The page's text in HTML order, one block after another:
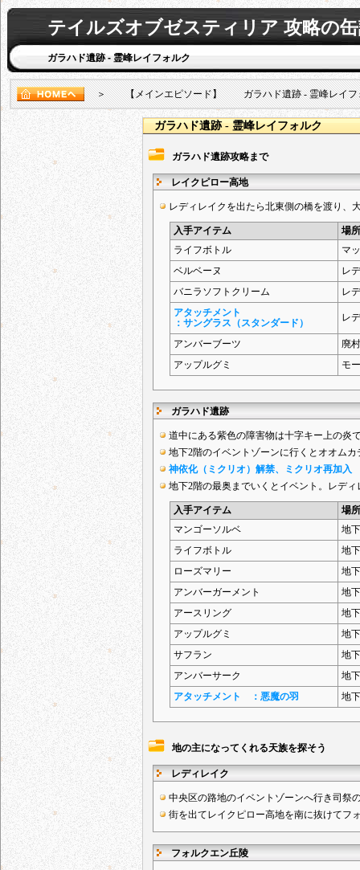
テイルズオブゼスティリア 攻略の
ガラハド遺跡 - 霊峰レイフォルク
＞ 【メインエピソード】 ガラハド遺跡 - 霊峰レイフ
ガラハド遺跡 - 霊峰レイフォルク
ガラハド遺跡攻略まで
レイクピロー高地
レディレイクを出たら北東側の橋を渡り、
入手アイテム
場所
ライフボトル
マ
ベルベーヌ
レ
バニラソフトクリーム
レ
アタッチメント
：サングラス（スタンダード）
レ
アンバーブーツ
廃
アップルグミ
モ
ガラハド遺跡
道中にある紫色の障害物は十字キー上の炎
地下2階のイベントゾーンに行くとオオムカ
神依化（ミクリオ）解禁、ミクリオ再加入
地下2階の最奥までいくとイベント。レデ
入手アイテム
場所
マンゴーソルベ
地
ライフボトル
地
ローズマリー
地
アンバーガーメント
地
アースリング
地
アップルグミ
地
サフラン
地
アンバーサーク
地
アタッチメント ：悪魔の羽
地
地の主になってくれる天族を探そう
レディレイク
中央区の路地のイベントゾーンへ行き司祭
街を出てレイクピロー高地を南に抜けてフ
フォルクエン丘陵